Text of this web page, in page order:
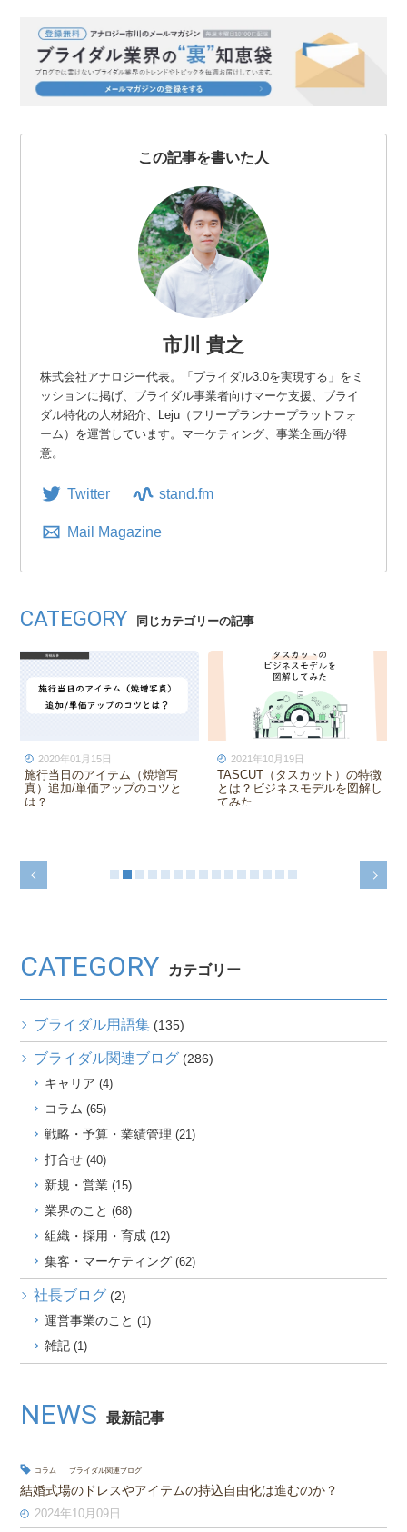
b
o
o
t
e
r
n
a
e
t
この記事を書いた人
市川 貴之
株式会社アナロジー代表。「ブライダル3.0を実現する」をミ
ッションに掲げ、ブライダル事業者向けマーケ支援、ブライ
ダル特化の人材紹介、Leju（フリープランナープラットフォ
ーム）を運営しています。マーケティング、事業企画が得
意。
Twitter stand.fm
Mail Magazine
CATEGORY 同じカテゴリーの記事
2017年05月25日
結婚式場の新規出店の運営で失
敗しないための知識【後編】
2020年03月01日
顧客満足を最大化する為の施行
前の社内情報共有のコツとは？
CATEGORY カテゴリー
ブライダル用語集 (135)
ブライダル関連ブログ (286)
キャリア (4)
コラム (65)
戦略・予算・業績管理 (21)
打合せ(40)
新規・営業(15)
業界のこと (68)
組織・採用・育成(12)
集客・マーケティング(62)
社長ブログ (2)
運営事業のこと (1)
雑記(1)
NEWS 最新記事
コラム ブライダル関連ブログ
結婚式場のドレスやアイテムの持込自由化は進むのか？
2024年10月09日